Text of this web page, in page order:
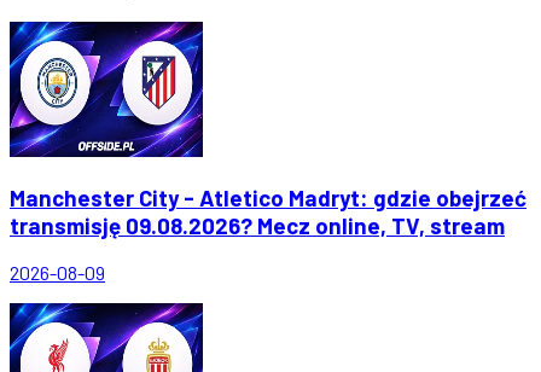
Manchester City - Atletico Madryt: gdzie obejrzeć
transmisję 09.08.2026? Mecz online, TV, stream
2026-08-09